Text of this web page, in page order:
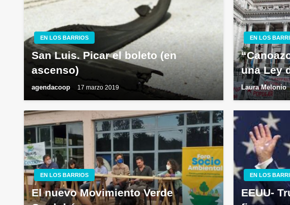
EN LOS BARRIOS
San Luis. Picar el boleto (en
ascenso)
agendacoop 17 marzo 2019
EN LOS
una Ley
Laura Melonio
EN LOS BARRIOS
El nuevo Movimiento Verde
EN LOS
EEUU-